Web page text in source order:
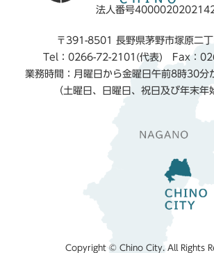
法人番号
〒391-8501 長野県茅野市塚原二
Tel：0266-72-2101(代表) Fax：
業務時間：月曜日から金曜日午前8時30分
（土曜日、日曜日、祝日及び年末年
Copyright © Chino City. All Rights